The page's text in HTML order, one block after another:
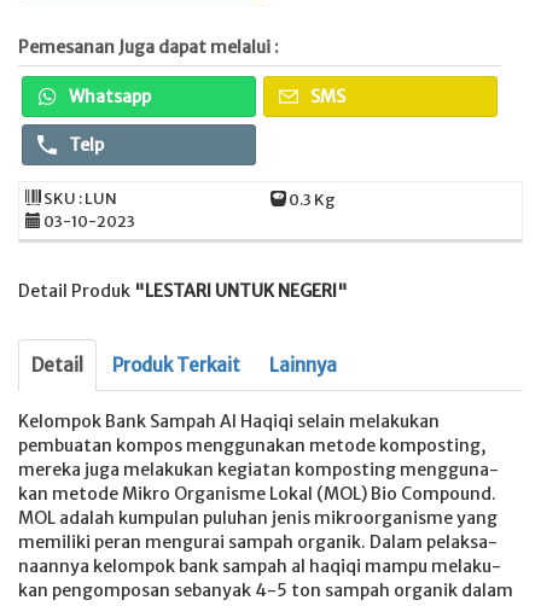
Pemesanan Juga dapat melalui :
Whatsapp SMS
Telp
SKU : LUN
0.3 Kg
03-10-2023
Detail Produk "LESTARI UNTUK NEGERI"
Detail Produk Terkait Lainnya
Kelompok Bank Sampah Al Haqiqi selain melakukan
pembuatan kompos menggunakan metode komposting,
mereka juga melakukan kegiatan komposting mengguna-
kan metode Mikro Organisme Lokal (MOL) Bio Compound.
MOL adalah kumpulan puluhan jenis mikroorganisme yang
memiliki peran mengurai sampah organik. Dalam pelaksa-
naannya kelompok bank sampah al haqiqi mampu melaku-
kan pengomposan sebanyak 4-5 ton sampah organik dalam